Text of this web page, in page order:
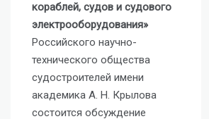
кораблей, судов и судового
электрооборудования»
Российского научно-
технического общества
судостроителей имени
академика А. Н. Крылова
состоится обсуждение